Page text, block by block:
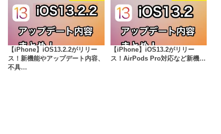
【iPhone】iOS13.2.2がリリー
ス！新機能やアップデート内容、
不具…
【iPhone】iOS13.2がリリー
ス！AirPods Pro対応など新機…